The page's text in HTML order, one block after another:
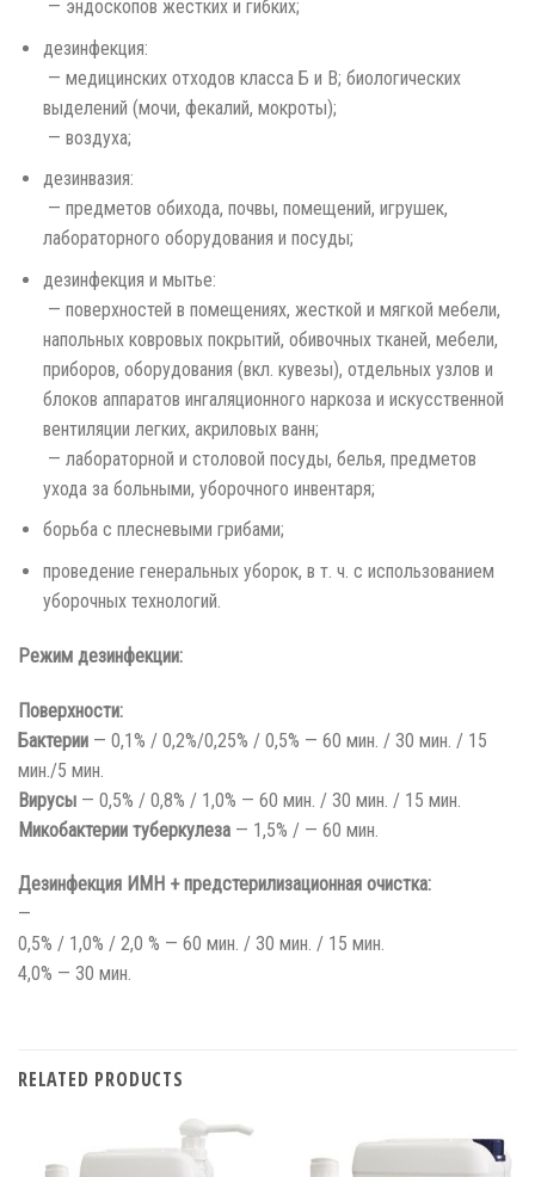
­ — эндоскопов жестких и гибких;
дезинфекция:
­ — медицинских отходов класса Б и В; биологических
выделений (мочи, фекалий, мокроты);
­ — воздуха;
дезинвазия:
­ — предметов обихода, почвы, помещений, игрушек,
лабораторного оборудования и посуды;
дезинфекция и мытье:
­ — поверхностей в помещениях, жесткой и мягкой мебели,
напольных ковровых покрытий, обивочных тканей, мебели,
приборов, оборудования (вкл. кувезы), отдельных узлов и
блоков аппаратов ингаляционного наркоза и искусственной
вентиляции легких, акриловых ванн;
­ — лабораторной и столовой посуды, белья, предметов
ухода за больными, уборочного инвентаря;
борьба с плесневыми грибами;
проведение генеральных уборок, в т. ч. с использованием
уборочных технологий.
Режим дезинфекции:
Поверхности:
Бактерии — 0,1% / 0,2%/0,25% / 0,5% — 60 мин. / 30 мин. / 15
мин./5 мин.
Вирусы — 0,5% / 0,8% / 1,0% — 60 мин. / 30 мин. / 15 мин.
Микобактерии туберкулеза — 1,5% / — 60 мин.
Дезинфекция ИМН + предстерилизационная очистка:
—
0,5% / 1,0% / 2,0 % — 60 мин. / 30 мин. / 15 мин.
4,0% — 30 мин.
RELATED PRODUCTS